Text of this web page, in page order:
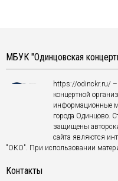
МБУК "Одинцовская
https://odinckr.ru/
концертной
информационные
города Одинцово.
защищены
сайта являются
"ОКО". При использовании
Контакты